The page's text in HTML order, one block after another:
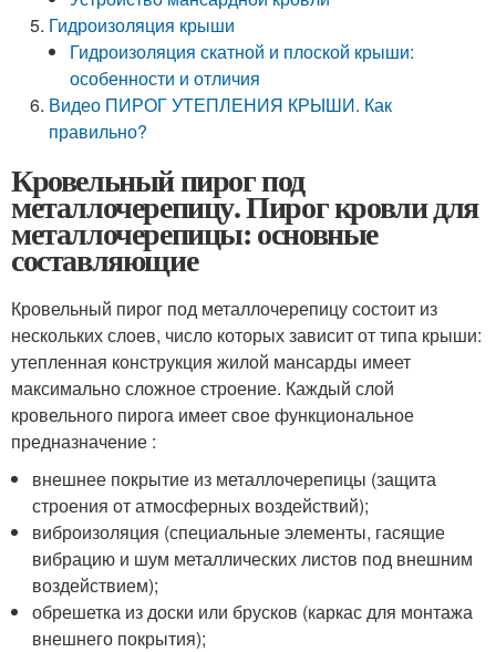
Гидроизоляция крыши
Гидроизоляция скатной и плоской крыши:
особенности и отличия
Видео ПИРОГ УТЕПЛЕНИЯ КРЫШИ. Как
правильно?
Кровельный пирог под
металлочерепицу. Пирог кровли для
металлочерепицы: основные
составляющие
Кровельный пирог под металлочерепицу состоит из
нескольких слоев, число которых зависит от типа крыши:
утепленная конструкция жилой мансарды имеет
максимально сложное строение. Каждый слой
кровельного пирога имеет свое функциональное
предназначение :
внешнее покрытие из металлочерепицы (защита
строения от атмосферных воздействий);
виброизоляция (специальные элементы, гасящие
вибрацию и шум металлических листов под внешним
воздействием);
обрешетка из доски или брусков (каркас для монтажа
внешнего покрытия);